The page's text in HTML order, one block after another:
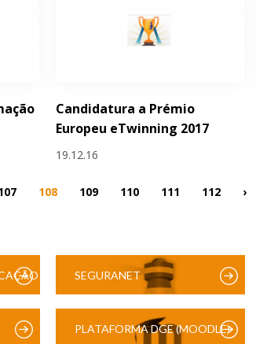
Candidatura a Prémio
Europeu eTwinning 2017
19.12.16
108 109 110 111 112 ›
SEGURANET
PLATAFORMA DGE (MOODLE)